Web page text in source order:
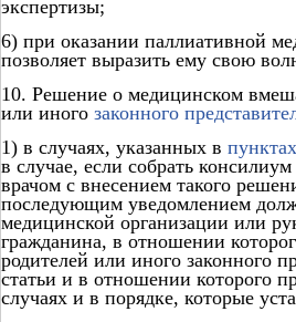
экспертизы;
6) при оказании паллиативной
позволяет выразить ему свою
10. Решение о медицинском
или иного законного
1) в случаях, указанных в
в случае, если собрать
врачом с внесением такого
последующим уведомлением
медицинской организации или
гражданина, в отношении
родителей или иного законного
статьи и в отношении которого
случаях и в порядке, которые